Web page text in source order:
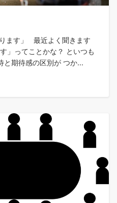
ます」 最近よく聞きます
」ってことかな？ といつも
期待感の区別が つか...